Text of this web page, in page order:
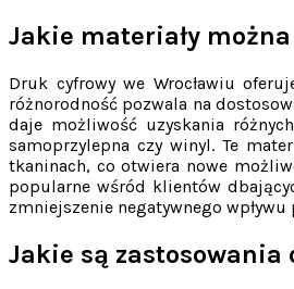
Jakie materiały
Druk cyfrowy we Wrocławiu
różnorodność pozwala na
daje możliwość uzyskania
samoprzylepna czy winyl. Te
tkaninach, co otwiera nowe
popularne wśród klientów
zmniejszenie negatywnego
Jakie są zastosowania